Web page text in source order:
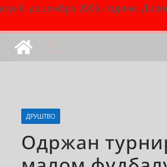
је 8. децембра 2006. године.
ДРУШТВО
Одржан